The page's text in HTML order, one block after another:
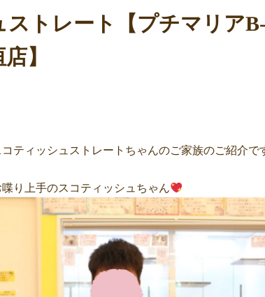
トレート【プチマリア
】
ティッシュストレートちゃんのご家族のご紹介で
り上手のスコティッシュちゃん